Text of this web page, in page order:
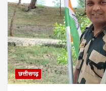
छत्तीसगढ़